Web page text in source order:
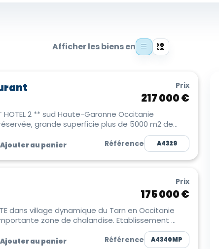
Afficher les biens en
Prix
217 000 €
HOTEL 2 ** sud Haute-Garonne Occitanie
grande superficie plus de 5000 m2 de
Ajouter au panier Référence A4329
Prix
175 000 €
dans village dynamique du Tarn en Occitanie
zone de chalandise. Etablissement ...
Ajouter au panier Référence A4340MP